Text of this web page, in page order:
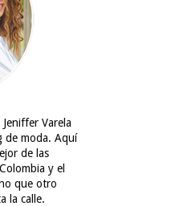
Varela
de moda. Aquí
de las
y el
que otro
la calle.